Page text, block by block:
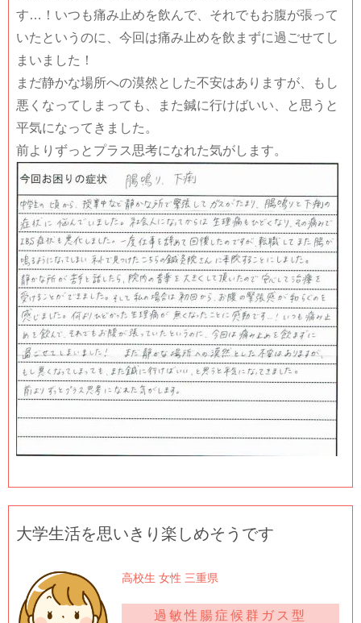
す…！いつも痛み止めを飲んで、それでもお腹が張って
いたというのに、今回は痛み止めを飲まずに過ごせてし
まいました！
まだ静かな場所への漠然とした不安はありますが、もし
悪くなってしまっても、また鍼に行けばいい、と思うと
平気になってきました。
前よりずっとプラス思考になれた気がします。
大学生活を思いきり楽しめそうです
高校生 女性 三重県
過敏性腸症候群ガス型